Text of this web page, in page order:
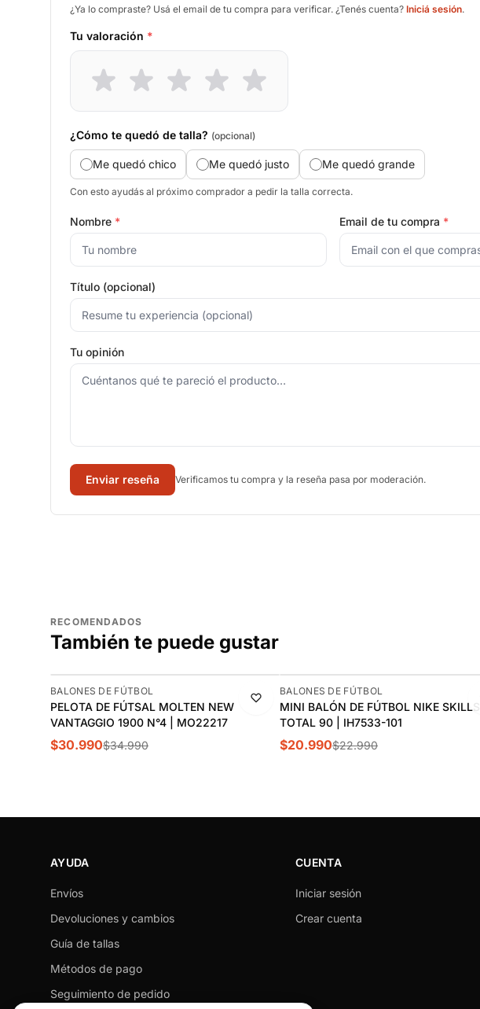
¿Ya lo compraste? Usá el email de tu compra para verificar. ¿Tenés cuenta? Iniciá sesión.
Tu valoración *
¿Cómo te quedó de talla? (opcional)
Me quedó chico Me quedó justo Me quedó grande
Con esto ayudás al próximo comprador a pedir la talla correcta.
Nombre * Email de tu compra *
Título (opcional)
Tu opinión
Enviar reseña Verificamos tu compra y la reseña pasa por moderación.
RECOMENDADOS
También te puede gustar
-11%
BALONES DE FÚTBOL
PELOTA DE FÚTSAL MOLTEN NEW
VANTAGGIO 1900 N°4 | MO22217
$30.990$34.990
-9%
BALONES DE FÚTBOL
MINI BALÓN DE FÚTBOL NIKE SKILLS
TOTAL 90 | IH7533-101
$20.990$22.990
AYUDA
Envíos
Devoluciones y cambios
Guía de tallas
Métodos de pago
Seguimiento de pedido
CUENTA
Iniciar sesión
Crear cuenta